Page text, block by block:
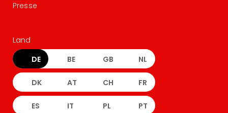
Presse
Land
DE BE GB NL
DK AT CH FR
ES IT PL PT